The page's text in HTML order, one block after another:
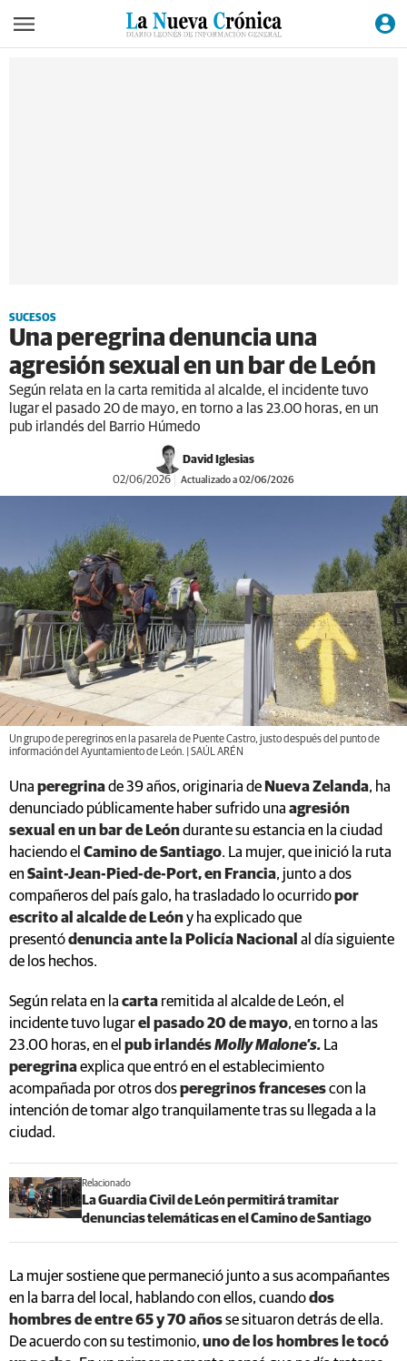
SUCESOS
Una peregrina denuncia una
agresión sexual en un bar de León
Según relata en la carta remitida al alcalde, el incidente tuvo
lugar el pasado 20 de mayo, en torno a las 23.00 horas, en un
pub irlandés del Barrio Húmedo
David Iglesias
02/06/2026 Actualizado a 02/06/2026
Un grupo de peregrinos en la pasarela de Puente Castro, justo después del punto de
información del Ayuntamiento de León. | SAÚL ARÉN
Una peregrinade 39 años, originaria de Nueva Zelanda, ha
denunciado públicamente haber sufrido una agresión
sexual en un bar de Leóndurante su estancia en la ciudad
haciendo el Camino de Santiago. La mujer, que inició la ruta
en Saint-Jean-Pied-de-Port, en Francia, junto a dos
compañeros del país galo, ha trasladado lo ocurridopor
escrito al alcalde de Leóny ha explicado que
presentódenuncia ante la Policía Nacional al día siguiente
de los hechos.
Según relata en la carta remitida al alcalde de León, el
incidente tuvo lugarel pasado 20 de mayo, en torno a las
23.00 horas, en el pub irlandésMolly Malone’s. La
peregrinaexplica que entró en el establecimiento
acompañada por otros dosperegrinos francesescon la
intención de tomar algo tranquilamente tras su llegada a la
ciudad.
Relacionado
La Guardia Civil de León permitirá tramitar
denuncias telemáticas en el Camino de Santiago
La mujer sostiene que permaneció junto a sus acompañantes
en la barra del local, hablando con ellos, cuandodos
hombres de entre 65 y 70 añosse situaron detrás de ella.
De acuerdo con su testimonio, uno de los hombres le tocó